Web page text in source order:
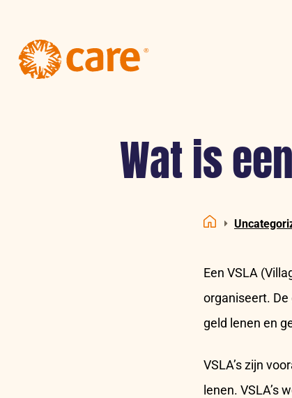
Wat is
Een VSLA
organiseert.
geld lenen en
VSLA’s zijn
lenen. VSLA’s